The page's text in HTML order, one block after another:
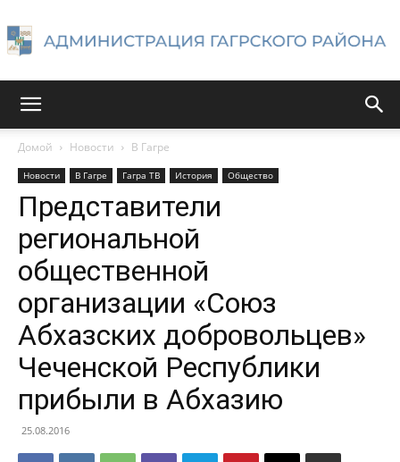
Гагрского
района
Домой Новости В Гагре
Новости В Гагре Гагра ТВ История Общество
Представители
региональной
общественной
организации «Союз
Абхазских добровольцев»
Чеченской Республики
прибыли в Абхазию
25.08.2016